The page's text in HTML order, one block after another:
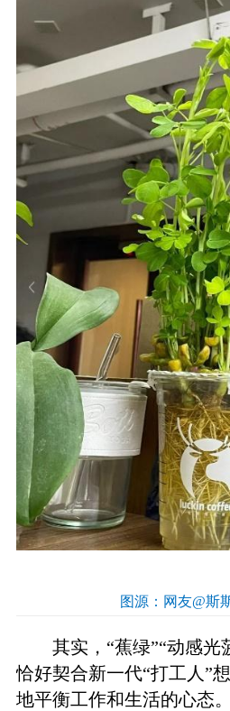
图源：网友@斯
其实，“蕉绿”“动感光
恰好契合新一代“打工人”
地平衡工作和生活的心态